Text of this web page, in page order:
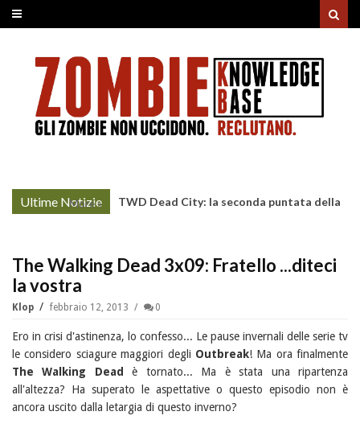
Ultime Notizie
More »
Project Zomboid: rilasciato
The Walking Dead 3x09: Fratello ...diteci
la vostra
Klop febbraio 12, 2013 0
Ero in crisi d'astinenza, lo confesso... Le pause invernali delle serie tv
le considero sciagure maggiori degli Outbreak! Ma ora finalmente
The Walking Dead
è tornato... Ma è stata una ripartenza
all'altezza? Ha superato le aspettative o questo episodio non è
ancora uscito dalla letargia di questo inverno?